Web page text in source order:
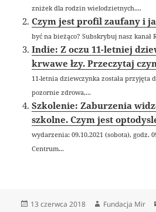
zniżek dla rodzin wielodzietnych....
Czym jest profil zaufany i
być na bieżąco? Subskrybuj nasz kanał
Indie: Z oczu 11-letniej
krwawe łzy. Przeczytaj
11-letnia dziewczynka została przyjęta
pozornie zdrowa,...
Szkolenie: Zaburzenia
szkolne. Czym jest
wydarzenia: 09.10.2021 (sobota), godz.
Centrum...
Data
13 czerwca 2018 Autor
Fundacja Mir